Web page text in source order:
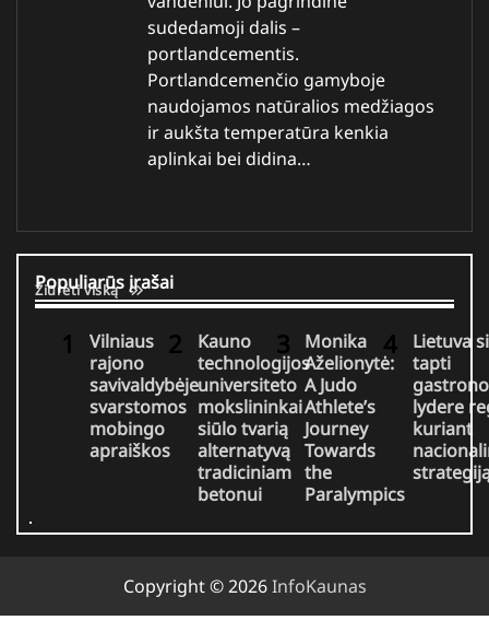
sudedamoji dalis –
portlandcementis.
Portlandcemenčio gamyboje
naudojamos natūralios medžiagos
ir aukšta temperatūra kenkia
aplinkai bei didina…
Populiarūs įrašai
Žiūrėti viską
Vilniaus
rajono
savivaldybėje
svarstomos
mobingo
apraiškos
Kauno
technologijos
universiteto
mokslininkai
siūlo tvarią
alternatyvą
tradiciniam
betonui
Monika
Aželionytė:
A Judo
Athlete’s
Journey
Towards
the
Paralympics
Lietuva
tapti
lydere
kuriant
Copyright © 2026InfoKaunas